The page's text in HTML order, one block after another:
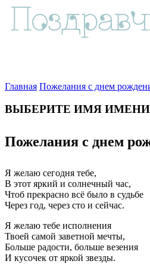
Главная Пожелания с днем
ВЫБЕРИТЕ ИМЯ
Пожелания с днем
Я желаю сегодня тебе,
В этот яркий и солнечный час,
Чтоб прекрасно всё было в судьбе
Через год, через сто и сейчас.
Я желаю тебе исполнения
Твоей самой заветной мечты,
Больше радости, больше везения
И кусочек от яркой звезды.